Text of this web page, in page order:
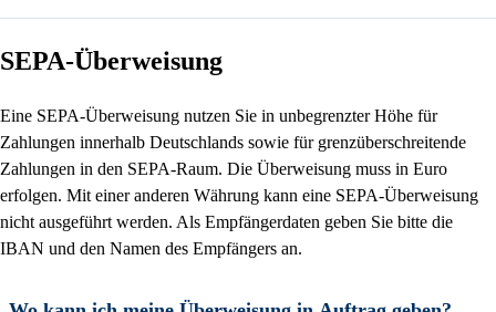
SEPA-Überweisung
Eine SEPA-Überweisung nutzen Sie in unbegrenzter Höhe für
Zahlungen innerhalb Deutschlands sowie für grenzüberschreitende
Zahlungen in den SEPA-Raum. Die Überweisung muss in Euro
erfolgen. Mit einer anderen Währung kann eine SEPA-Überweisung
nicht ausgeführt werden. Als Empfängerdaten geben Sie bitte die
IBAN und den Namen des Empfängers an.